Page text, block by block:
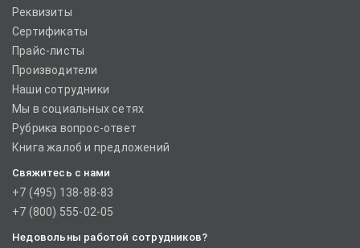
Реквизиты
Сертификаты
Прайс-листы
Производители
Наши сотрудники
Мы в социальных сетях
Рубрика вопрос-ответ
Книга жалоб и предложений
Свяжитесь с нами
+7 (495) 138-88-83
+7 (800) 555-02-05
Недовольны работой сотрудников?